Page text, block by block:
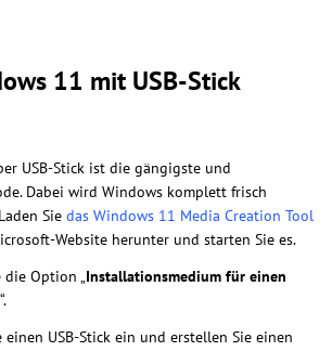
11 mit USB-Stick
USB-Stick ist die gängigste und
Dabei wird Windows komplett frisch
Sie das Windows 11 Media Creation Tool
Website herunter und starten Sie es.
die Option „Installationsmedium für einen
“.
einen USB-Stick ein und erstellen Sie einen